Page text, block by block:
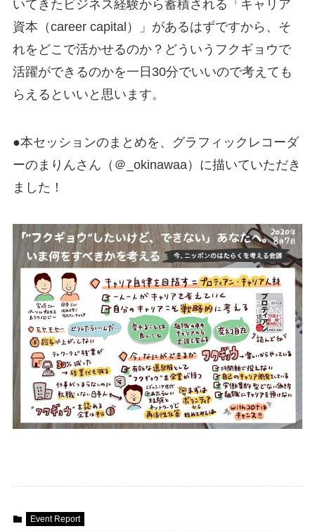
いてきたビジネス経験から蓄積される「キャリア
資本（career capital）」があるはずですから、そ
れをどこで活かせるのか？どういうフクギョウで
活躍ができるのかを一日30分でいいので考えても
らえるといいと思います。
●本セッションのまとめを、グラフィックレコーダ
ーのまりんさん（＠_okinawaa）に描いていただき
ました！
Event Report